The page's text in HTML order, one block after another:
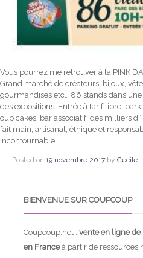
Vous pourrez me retrouver à la PINK
Grand marché de créateurs, bijoux,
gourmandises etc… 86 stands dans
des expositions. Entrée à tarif libre,
cup cakes, bar associatif, des milliers
fait main, artisanal, éthique et
incontournable…
Posted on 19 novembre 2017 by Cecile
BIENVENUE SUR COUPCOUP
Coupcoup.net : vente en ligne
en Franceà partir de ressources